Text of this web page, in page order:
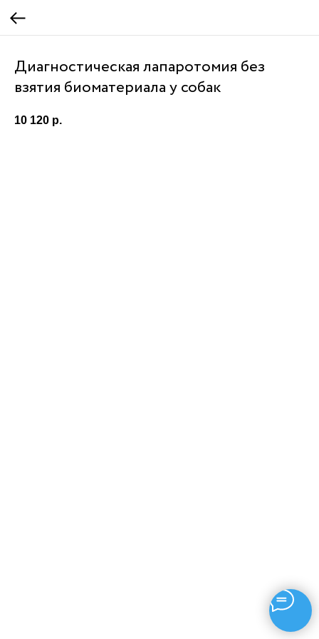
Диагностическая лапаротомия без
взятия биоматериала у собак
10 120 р.